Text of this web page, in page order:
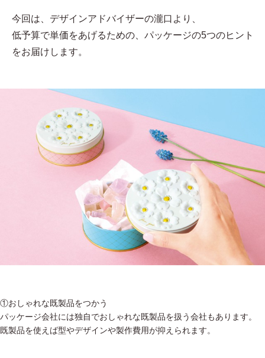
今回は、デザインアドバイザーの瀧口より、
低予算で単価をあげるための、パッケージの5つのヒント
をお届けします。
①おしゃれな既製品をつかう
パッケージ会社には独自でおしゃれな既製品を扱う会社もあります。
既製品を使えば型やデザインや製作費用が抑えられます。